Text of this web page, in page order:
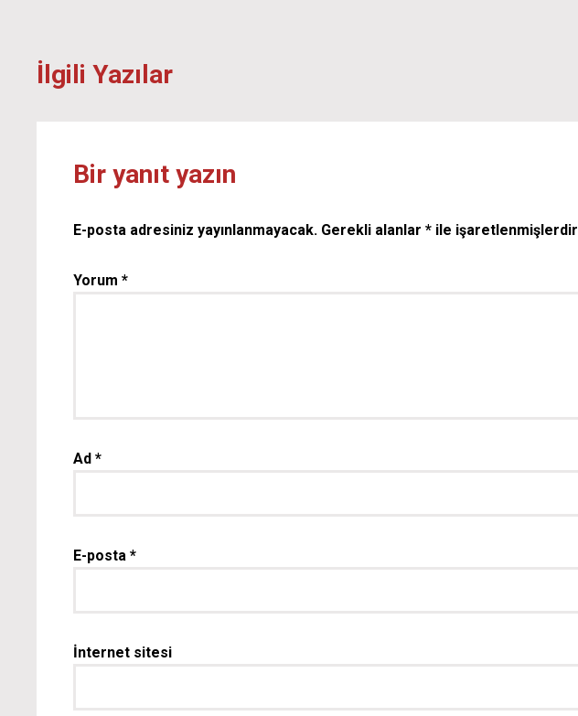
İlgili Yazılar
Bir yanıt yazın
E-posta adresiniz yayınlanmayacak. Gerekli alanlar * ile işaretlenmişlerdir
Yorum *
Ad *
E-posta *
İnternet sitesi